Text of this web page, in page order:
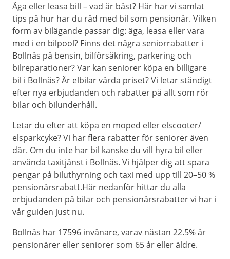
Äga eller leasa bill – vad är bäst? Här har vi samlat
tips på hur har du råd med bil som pensionär. Vilken
form av bilägande passar dig: äga, leasa eller vara
med i en bilpool? Finns det några seniorrabatter i
Bollnäs på bensin, bilförsäkring, parkering och
bilreparationer? Var kan seniorer köpa en billigare
bil i Bollnäs? Är elbilar värda priset? Vi letar ständigt
efter nya erbjudanden och rabatter på allt som rör
bilar och bilunderhåll.
Letar du efter att köpa en moped eller elscooter/
elsparkcyke? Vi har flera rabatter för seniorer även
där. Om du inte har bil kanske du vill hyra bil eller
använda taxitjänst i Bollnäs. Vi hjälper dig att spara
pengar på biluthyrning och taxi med upp till 20–50 %
pensionärsrabatt.Här nedanför hittar du alla
erbjudanden på bilar och pensionärsrabatter vi har i
vår guiden just nu.
Bollnäs har 17596 invånare, varav nästan 22.5% är
pensionärer eller seniorer som 65 år eller äldre.